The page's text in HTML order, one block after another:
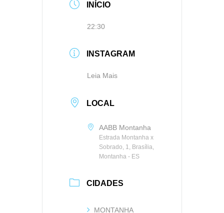
INÍCIO
22:30
INSTAGRAM
Leia Mais
LOCAL
AABB Montanha
Estrada Montanha x
Sobrado, 1, Brasília,
Montanha - ES
CIDADES
MONTANHA